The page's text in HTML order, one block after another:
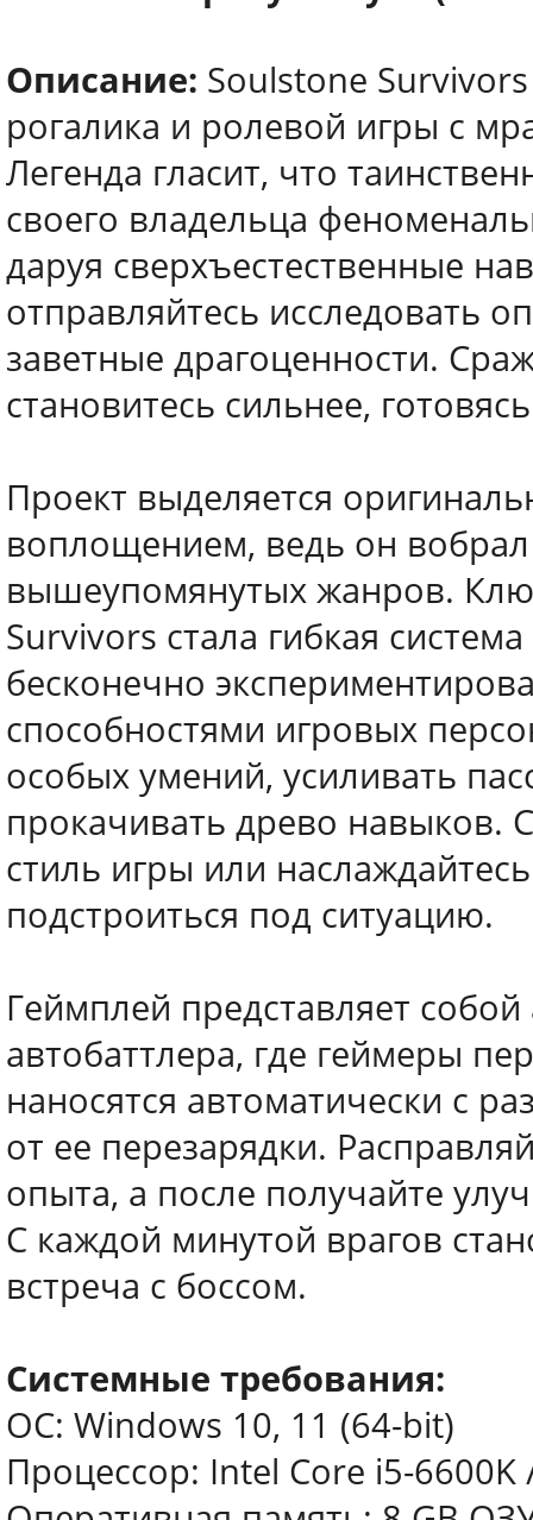
Описание: Soulstone
рогалика и ролевой игры с
Легенда гласит, что
своего владельца
даруя сверхъестественные
отправляйтесь исследовать
заветные драгоценности.
становитесь сильнее,
Проект выделяется
воплощением, ведь он
вышеупомянутых жанров.
Survivors стала гибкая
бесконечно
способностями игровых
особых умений, усиливать
прокачивать древо навыков.
стиль игры или
подстроиться под ситуацию.
Геймплей представляет
автобаттлера, где геймеры
наносятся автоматически с
от ее перезарядки.
опыта, а после получайте
С каждой минутой врагов
встреча с боссом.
Системные требования:
ОС: Windows 10, 11 (64-bit)
Процессор: Intel Core i5-6600K